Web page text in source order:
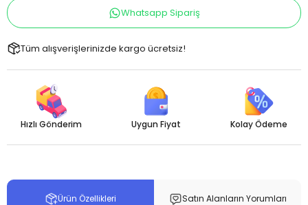
Whatsapp Sipariş
Tüm alışverişlerinizde kargo ücretsiz!
Hızlı Gönderim Uygun Fiyat Kolay Ödeme
Ürün Özellikleri Satın Alanların Yorumları